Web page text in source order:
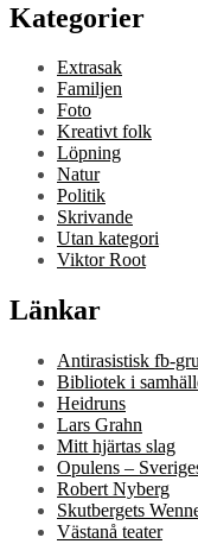
Kategorier
Extrasak
Familjen
Foto
Kreativt folk
Löpning
Natur
Politik
Skrivande
Utan kategori
Viktor Root
Länkar
Antirasistisk fb-
Bibliotek i
Heidruns
Lars Grahn
Mitt hjärtas slag
Opulens –
Robert Nyberg
Skutbergets
Västanå teater